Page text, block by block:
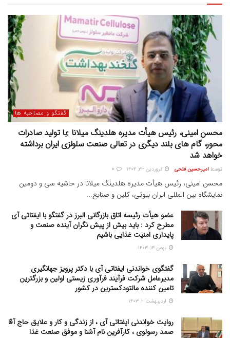
گفتگو و مصاحبه ها
محسن امینی، رئیس هیأت مدیره هلدینگ میلانا :با تولید صادرات
محور، گام های بلند دیگری در تعالی صنعت سلولزی ایران برداشته
خواهد شد
توسط امیرحسین فتحی فروردین ۲۳, ۱۴۰۴
محسن امینی، رئیس هیأت مدیره هلدینگ میلانا در حاشیه سی و دومین
نمایشگاه بین المللی ایران بیوتی، کلین و صنایع...
عضو هیأت رئیسه اتاق بازرگانی البرز در گفتگو با ایفتاتی آی
مطرح کرد : باید بیش از پیش نگران آینده صنعت و
پایداری امنیت غذایی باشیم
بهمن ۱۴, ۱۴۰۳
گفتگوی خواندنی ایفتاتی آی با دکتر پرویز جهانگیری
مدیرعامل شرکت فرآیند فرآوری زیستی اولین و بزرگترین
تامین کننده مالتودکسترین در کشور
اردیبهشت ۲, ۱۴۰۳
روایت خواندنی ایفتاتی آی ، از زندگی و کار و علایق حاج آقا
صمد رسولوی ، کارآفرین نام آشنا و موفق صنعت غذا